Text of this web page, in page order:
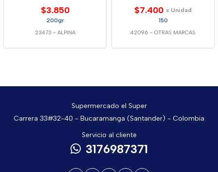
$3.850
200gr
23473 - ALPINA
$7.400 x Unidad
150
42096 - OTRAS MARCAS
Supermercado el Super
Carrera 33#32-40 - Bucaramanga (Santander) - Colombia
Servicio al cliente
3176987371